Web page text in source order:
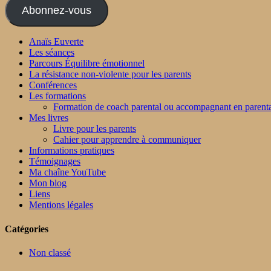
Abonnez-vous
Anaïs Euverte
Les séances
Parcours Équilibre émotionnel
La résistance non-violente pour les parents
Conférences
Les formations
Formation de coach parental ou accompagnant en
Mes livres
Livre pour les parents
Cahier pour apprendre à communiquer
Informations pratiques
Témoignages
Ma chaîne YouTube
Mon blog
Liens
Mentions légales
Catégories
Non classé